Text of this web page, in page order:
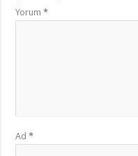
Yorum*
Ad*